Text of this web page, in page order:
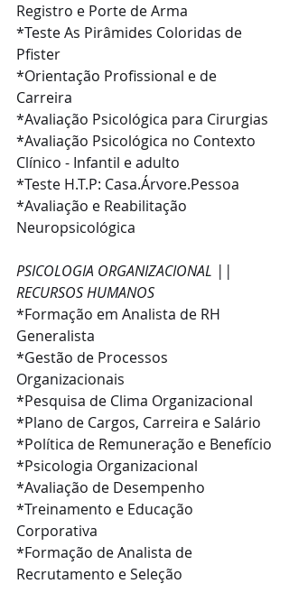
Registro e Porte de Arma
*Teste As Pirâmides Coloridas de
Pfister
*Orientação Profissional e de
Carreira
*Avaliação Psicológica para Cirurgias
*Avaliação Psicológica no Contexto
Clínico - Infantil e adulto
*Teste H.T.P: Casa.Árvore.Pessoa
*Avaliação e Reabilitação
Neuropsicológica
PSICOLOGIA ORGANIZACIONAL ||
RECURSOS HUMANOS
*Formação em Analista de RH
Generalista
*Gestão de Processos
Organizacionais
*Pesquisa de Clima Organizacional
*Plano de Cargos, Carreira e Salário
*Política de Remuneração e Benefício
*Psicologia Organizacional
*Avaliação de Desempenho
*Treinamento e Educação
Corporativa
*Formação de Analista de
Recrutamento e Seleção